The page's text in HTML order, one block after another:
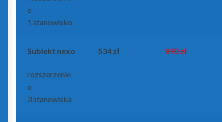
Gratyfikant Nexo Pro
o
1 stanowisko
Subiekt nexo
rozszerzenie
o
3 stanowiska
534 zł 890 zł